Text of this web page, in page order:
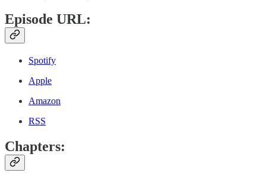
Episode URL:
Spotify
Apple
Amazon
RSS
Chapters: